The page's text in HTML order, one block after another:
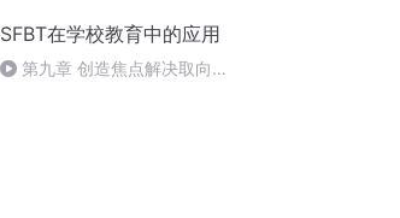
SFBT在学校教育中的应用
第九章 创造焦点解决取向的